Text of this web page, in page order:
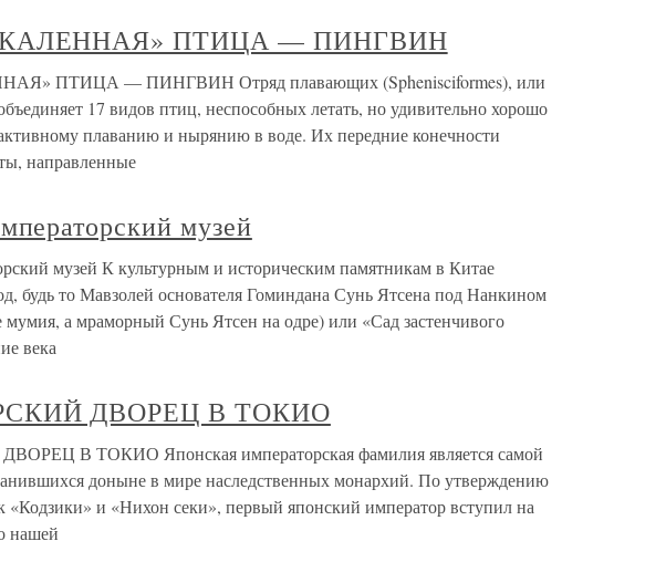
ПТИЦА — ПИНГВИН
ПТИЦА — ПИНГВИН Отряд плавающих (Sphenisciformes), или
17 видов птиц, неспособных летать, но удивительно хорошо
плаванию и нырянию в воде. Их передние конечности
направленные
музей
музей К культурным и историческим памятникам в Китае
будь то Мавзолей основателя Гоминдана Сунь Ятсена под Нанкином
мумия, а мраморный Сунь Ятсен на одре) или «Сад застенчивого
века
ДВОРЕЦ В ТОКИО
В ТОКИО Японская императорская фамилия является самой
доныне в мире наследственных монархий. По утверждению
«Кодзики» и «Нихон секи», первый японский император вступил на
нашей